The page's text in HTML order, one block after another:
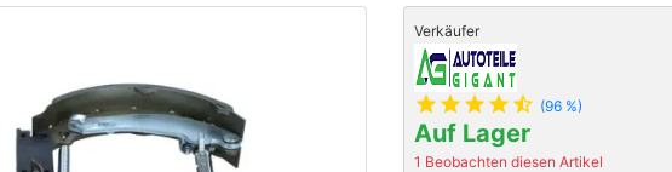
Verkäufer
star star star star star_half (96 %)
Auf Lager
1 Beobachten diesen Artikel